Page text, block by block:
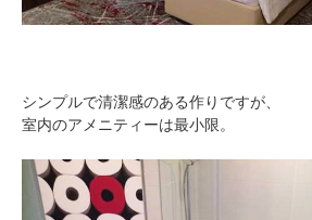
シンプルで清潔感のある作りですが、
室内のアメニティーは最小限。